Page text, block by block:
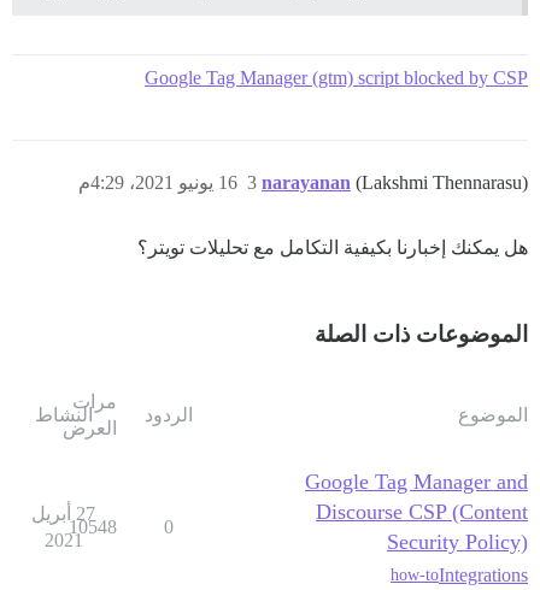
Google Tag Manager (gtm) script blocked by CSP
narayanan (Lakshmi Thennarasu) 16 يونيو 2021، 4:29م 3
هل يمكنك إخبارنا بكيفية التكامل مع تحليلات تويتر؟
الموضوعات ذات الصلة
الموضوع الردود
مرات
العرض
النشاط
Google Tag Manager and
Discourse CSP (Content
Security Policy)
Integrations
how-to
0
10548
27 أبريل
2021